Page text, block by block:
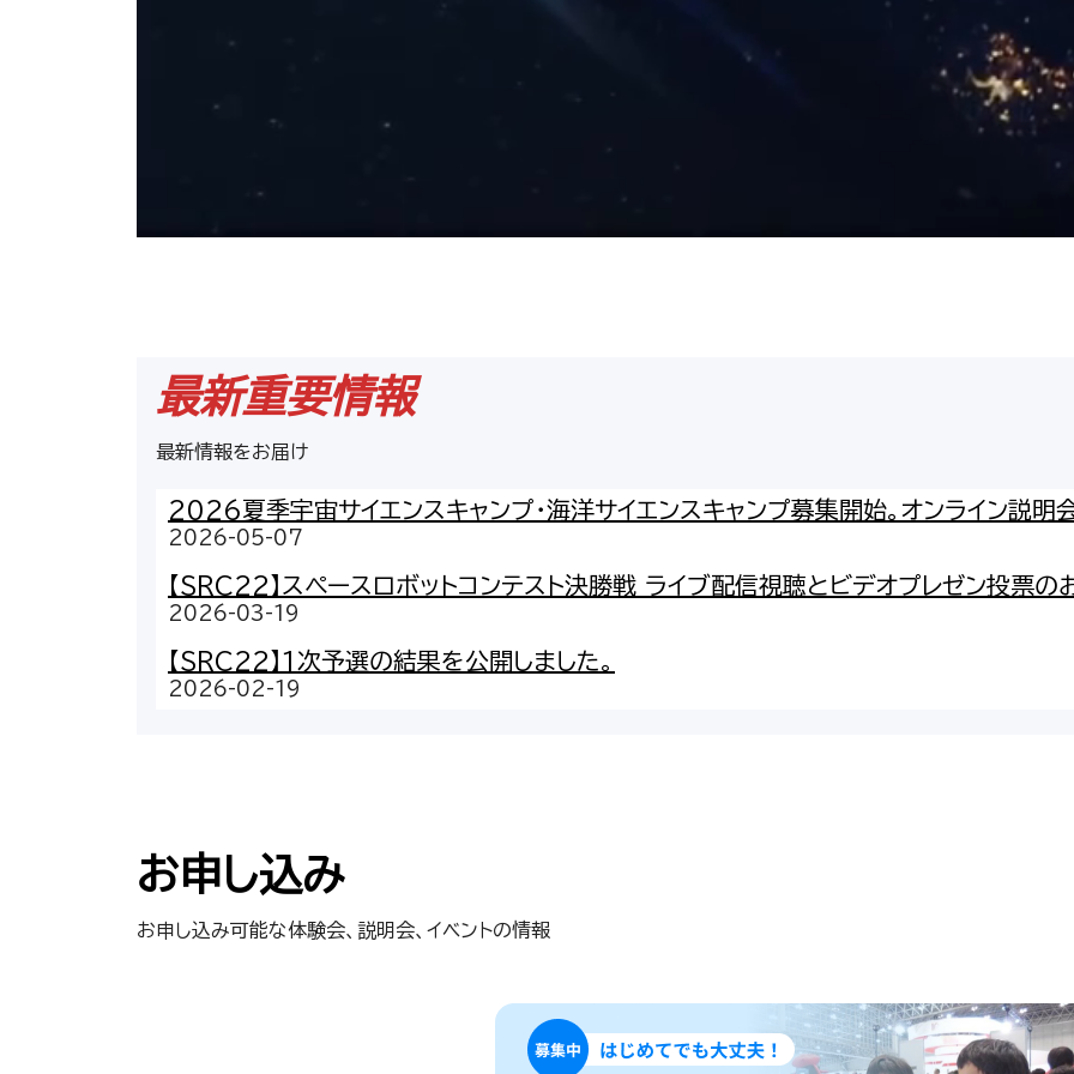
最新重要情報
最新情報をお届け
2026夏季宇宙サイエンスキャンプ・海洋サイエンスキャンプ募集開始。オンライン説明
2026-05-07
【SRC22】スペースロボットコンテスト決勝戦 ライブ配信視聴とビデオプレゼン投票の
2026-03-19
【SRC22】1次予選の結果を公開しました。
2026-02-19
お申し込み
お申し込み可能な体験会、説明会、イベントの情報